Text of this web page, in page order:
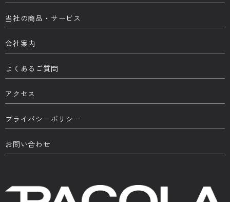
当社の商品・サービス
会社案内
よくあるご質問
アクセス
プライバシーポリシー
お問い合わせ